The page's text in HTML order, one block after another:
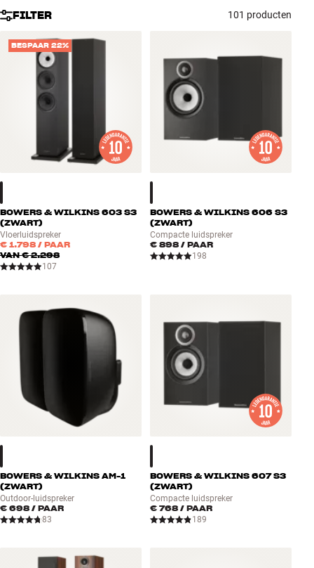
Accessoires
INSPIRATIE
MERKEN
AANBIEDINGEN
Inloggen
Klantenservice
Bouw met geluid
FILTER 101 producten
BESPAAR 22%
BOWERS & WILKINS 603 S3
(ZWART)
Vloerluidspreker
€ 1.798 / PAAR
VAN€ 2.298
107
BOWERS & WILKINS 606 S3
(ZWART)
Compacte luidspreker
€ 898 / PAAR
198
BOWERS & WILKINS AM-1
(ZWART)
Outdoor-luidspreker
€ 698 / PAAR
83
BOWERS & WILKINS 607 S3
(ZWART)
Compacte luidspreker
€ 768 / PAAR
189